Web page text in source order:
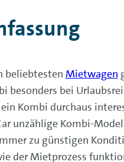
beliebtesten Mietwagen
bei
Kombi durchaus
unzählige Kombi-
zu günstigen
der Mietprozess